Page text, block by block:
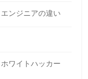
ンジニアの違い
ワイトハッカー